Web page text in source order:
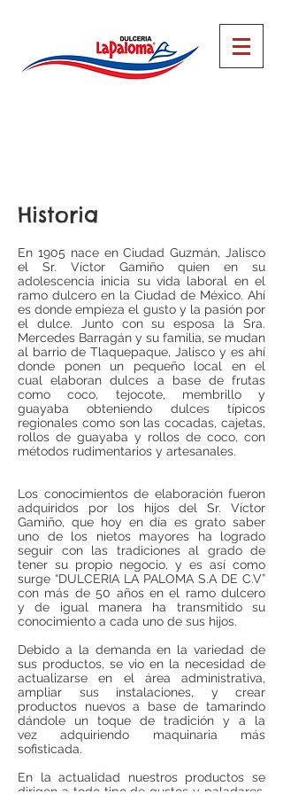
Historia
En 1905 nace en Ciudad Guzmán, Jalisco
el Sr. Víctor Gamiño quien en su
adolescencia inicia su vida laboral en el
ramo dulcero en la Ciudad de México. Ahí
es donde empieza el gusto y la pasión por
el dulce. Junto con su esposa la Sra.
Mercedes Barragán y su familia, se mudan
al barrio de Tlaquepaque, Jalisco y es ahí
donde ponen un pequeño local en el
cual elaboran dulces a base de frutas
como coco, tejocote, membrillo y
guayaba obteniendo dulces típicos
regionales como son las cocadas, cajetas,
rollos de guayaba y rollos de coco, con
métodos rudimentarios y artesanales.
Los conocimientos de elaboración fueron
adquiridos por los hijos del Sr. Víctor
Gamiño, que hoy en día es grato saber
uno de los nietos mayores ha logrado
seguir con las tradiciones al grado de
tener su propio negocio, y es así como
surge “DULCERIA LA PALOMA S.A DE C.V”
con más de 50 años en el ramo dulcero
y de igual manera ha transmitido su
conocimiento a cada uno de sus hijos.
Debido a la demanda en la variedad de
sus productos, se vio en la necesidad de
actualizarse en el área administrativa,
ampliar sus instalaciones, y crear
productos nuevos a base de tamarindo
dándole un toque de tradición y a la
vez adquiriendo maquinaria más
sofisticada.
En la actualidad nuestros productos se